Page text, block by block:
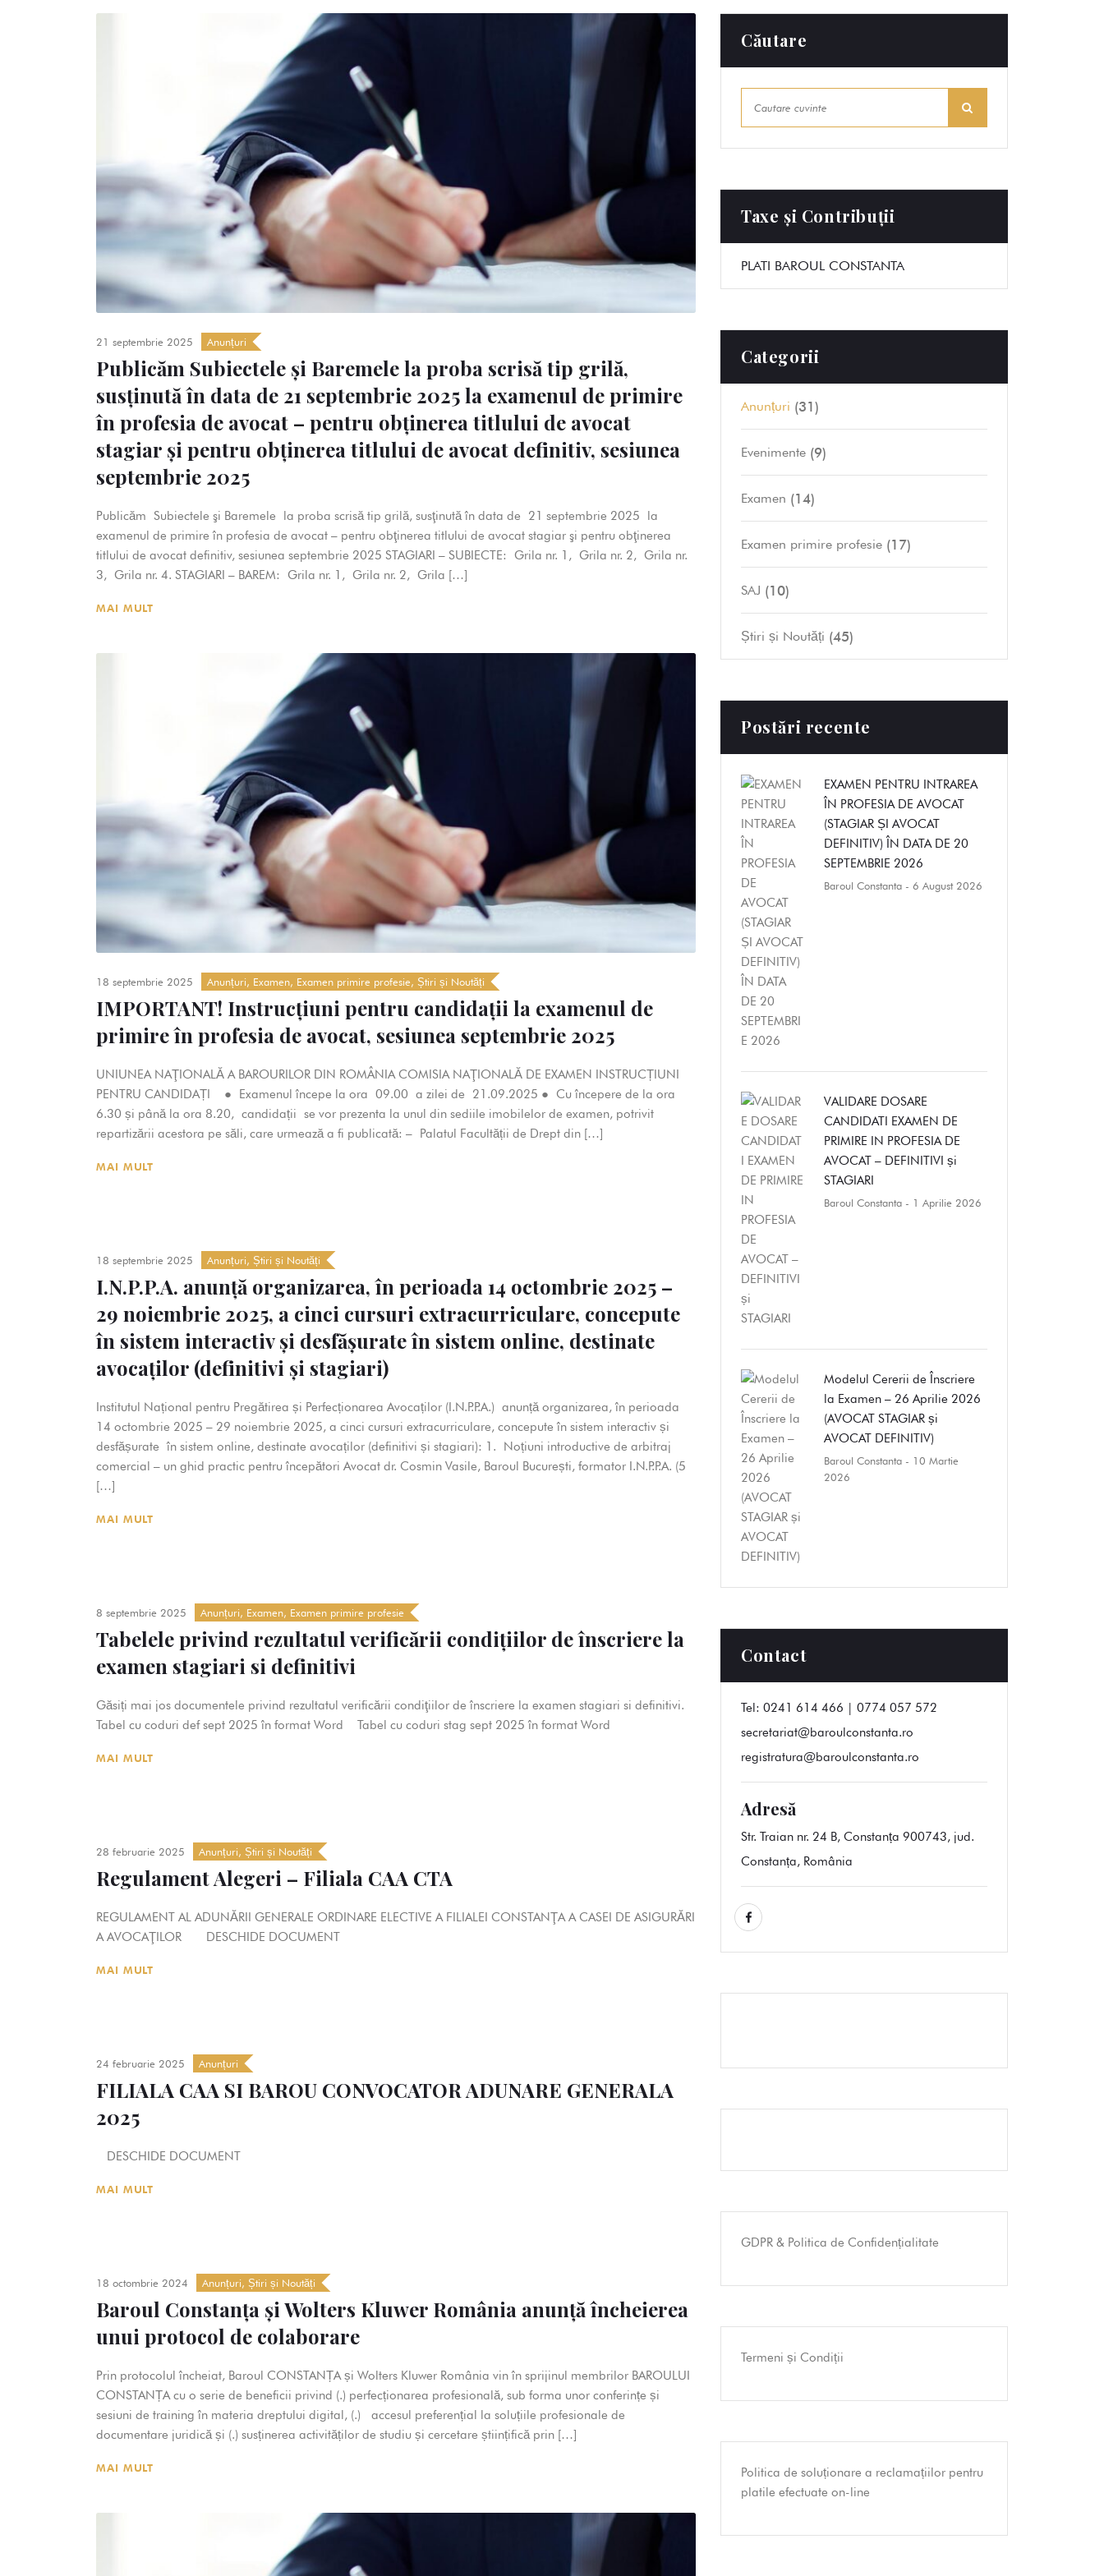
21 septembrie 2025 Anunțuri
Publicăm Subiectele şi Baremele la proba scrisă tip grilă,
susţinută în data de 21 septembrie 2025 la examenul de primire
în profesia de avocat – pentru obţinerea titlului de avocat
stagiar şi pentru obţinerea titlului de avocat definitiv, sesiunea
septembrie 2025
Publicăm Subiectele şi Baremele la proba scrisă tip grilă, susţinută în data de 21 septembrie 2025 la
examenul de primire în profesia de avocat – pentru obţinerea titlului de avocat stagiar şi pentru obţinerea
titlului de avocat definitiv, sesiunea septembrie 2025 STAGIARI – SUBIECTE: Grila nr. 1, Grila nr. 2, Grila nr.
3, Grila nr. 4. STAGIARI – BAREM: Grila nr. 1, Grila nr. 2, Grila […]
MAI MULT
18 septembrie 2025 Anunțuri, Examen, Examen primire profesie, Știri și Noutăți
IMPORTANT! Instrucțiuni pentru candidații la examenul de
primire în profesia de avocat, sesiunea septembrie 2025
UNIUNEA NAŢIONALĂ A BAROURILOR DIN ROMÂNIA COMISIA NAŢIONALĂ DE EXAMEN INSTRUCȚIUNI
PENTRU CANDIDAȚI ● Examenul începe la ora 09.00 a zilei de 21.09.2025 ● Cu începere de la ora
6.30 și până la ora 8.20, candidații se vor prezenta la unul din sediile imobilelor de examen, potrivit
repartizării acestora pe săli, care urmează a fi publicată: – Palatul Facultății de Drept din […]
MAI MULT
18 septembrie 2025 Anunțuri, Știri și Noutăți
I.N.P.P.A. anunță organizarea, în perioada 14 octombrie 2025 –
29 noiembrie 2025, a cinci cursuri extracurriculare, concepute
în sistem interactiv și desfășurate în sistem online, destinate
avocaților (definitivi și stagiari)
Institutul Național pentru Pregătirea și Perfecționarea Avocaților (I.N.P.P.A.) anunță organizarea, în perioada
14 octombrie 2025 – 29 noiembrie 2025, a cinci cursuri extracurriculare, concepute în sistem interactiv și
desfășurate în sistem online, destinate avocaților (definitivi și stagiari): 1. Noțiuni introductive de arbitraj
comercial – un ghid practic pentru începători Avocat dr. Cosmin Vasile, Baroul București, formator I.N.P.P.A. (5
[…]
MAI MULT
8 septembrie 2025 Anunțuri, Examen, Examen primire profesie
Tabelele privind rezultatul verificării condiţiilor de înscriere la
examen stagiari si definitivi
Găsiți mai jos documentele privind rezultatul verificării condiţiilor de înscriere la examen stagiari si definitivi.
Tabel cu coduri def sept 2025 în format Word Tabel cu coduri stag sept 2025 în format Word
MAI MULT
28 februarie 2025 Anunțuri, Știri și Noutăți
Regulament Alegeri – Filiala CAA CTA
REGULAMENT AL ADUNĂRII GENERALE ORDINARE ELECTIVE A FILIALEI CONSTANŢA A CASEI DE ASIGURĂRI
A AVOCAŢILOR DESCHIDE DOCUMENT
MAI MULT
24 februarie 2025 Anunțuri
FILIALA CAA SI BAROU CONVOCATOR ADUNARE GENERALA
2025
DESCHIDE DOCUMENT
MAI MULT
18 octombrie 2024 Anunțuri, Știri și Noutăți
Baroul Constanța și Wolters Kluwer România anunță încheierea
unui protocol de colaborare
Prin protocolul încheiat, Baroul CONSTANȚA și Wolters Kluwer România vin în sprijinul membrilor BAROULUI
CONSTANȚA cu o serie de beneficii privind (.) perfecționarea profesională, sub forma unor conferințe și
sesiuni de training în materia dreptului digital, (.) accesul preferențial la soluțiile profesionale de
documentare juridică și (.) susținerea activităților de studiu și cercetare științifică prin […]
MAI MULT
Căutare
Taxe și Contribuții
PLATI BAROUL CONSTANTA
Categorii
Anunțuri (31)
Evenimente (9)
Examen (14)
Examen primire profesie (17)
SAJ (10)
Știri și Noutăți (45)
Postări recente
EXAMEN PENTRU INTRAREA
ÎN PROFESIA DE AVOCAT
(STAGIAR ȘI AVOCAT
DEFINITIV) ÎN DATA DE 20
SEPTEMBRIE 2026
Baroul Constanta - 6 August 2026
VALIDARE DOSARE
CANDIDATI EXAMEN DE
PRIMIRE IN PROFESIA DE
AVOCAT – DEFINITIVI și
STAGIARI
Baroul Constanta - 1 Aprilie 2026
Modelul Cererii de Înscriere
la Examen – 26 Aprilie 2026
(AVOCAT STAGIAR și
AVOCAT DEFINITIV)
Baroul Constanta - 10 Martie
2026
Contact
Tel: 0241 614 466 | 0774 057 572
secretariat@baroulconstanta.ro
registratura@baroulconstanta.ro
Adresă
Str. Traian nr. 24 B, Constanța 900743, jud.
Constanța, România
GDPR & Politica de Confidențialitate
Termeni și Condiții
Politica de soluționare a reclamațiilor pentru
platile efectuate on-line